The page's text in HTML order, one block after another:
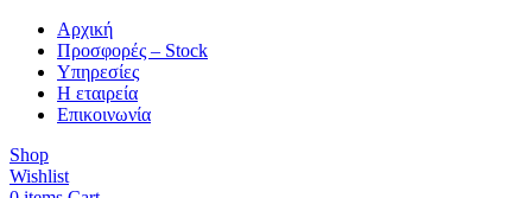
Αρχική
Προσφορές – Stock
Υπηρεσίες
Η εταιρεία
Επικοινωνία
Shop
Wishlist